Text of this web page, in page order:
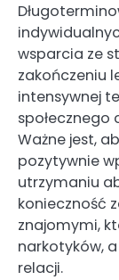
wsparcia ze
zakończeniu
intensywnej
Ważne jest,
pozytywnie
utrzymaniu
konieczność
znajomymi,
narkotyków,
relacji.